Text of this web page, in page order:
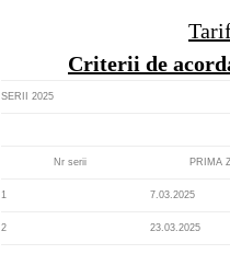
Criterii de
SERII 2025
Nr serii PRIMA
1 7.03.2025
2 23.03.2025